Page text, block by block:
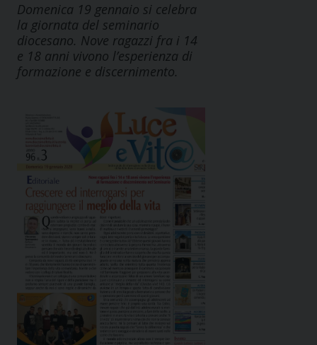
Domenica 19 gennaio si celebra
la giornata del seminario
diocesano. Nove ragazzi fra i 14
e 18 anni vivono l’esperienza di
formazione e discernimento.